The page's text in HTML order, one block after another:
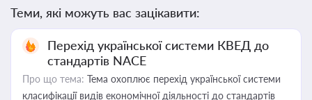
Теми, які можуть вас зацікавити:
Перехід української системи КВЕД до
стандартів NACE
Про що тема: Тема охоплює перехід української системи
класифікації видів економічної діяльності до стандартів